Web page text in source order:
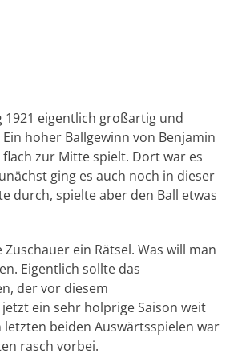
1921 eigentlich großartig und
hoher Ballgewinn von Benjamin
zur Mitte spielt. Dort war es
ging es auch noch in dieser
durch, spielte aber den Ball etwas
ein Rätsel. Was will man
Eigentlich sollte das
der vor diesem
ein sehr holprige Saison weit
beiden Auswärtsspielen war
rasch vorbei.